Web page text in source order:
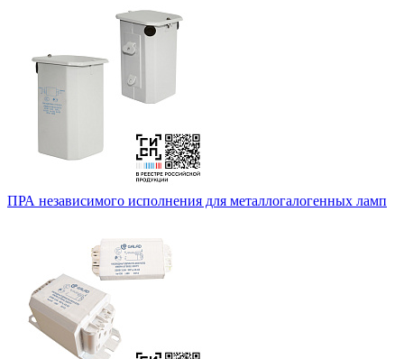
ПРА независимого исполнения для металлогалогенных ламп